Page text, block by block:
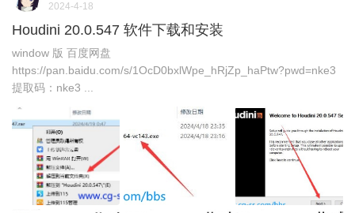
2024-4-18
Houdini 20.0.547 软件下载和安装
window 版 百度网盘
https://pan.baidu.com/s/1OcD0bxlWpe_hRjZp_haPtw?pwd=nke3
提取码：nke3 ...